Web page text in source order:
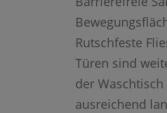
Rutschfeste
Türen sind
der
ausreichend